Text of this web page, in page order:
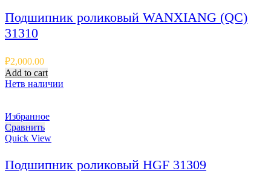
Подшипник роликовый WANXIANG (QC)
31310
₽2,000.00
Add to cart
Нетв наличии
Избранное
Сравнить
Quick View
Подшипник роликовый HGF 31309